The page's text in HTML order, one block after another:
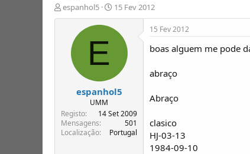
I
n
e
T
ó
espanhol5
D
a
t
n
í
i
15 Fev 2012
E
espanhol5
UMM
Registo
14 Set 2009
Mensagens
501
Localização
Portugal
15 Fev 2012
boas alguem me pode
abraço
Abraço
clasico
HJ-03-13
1984-09-10